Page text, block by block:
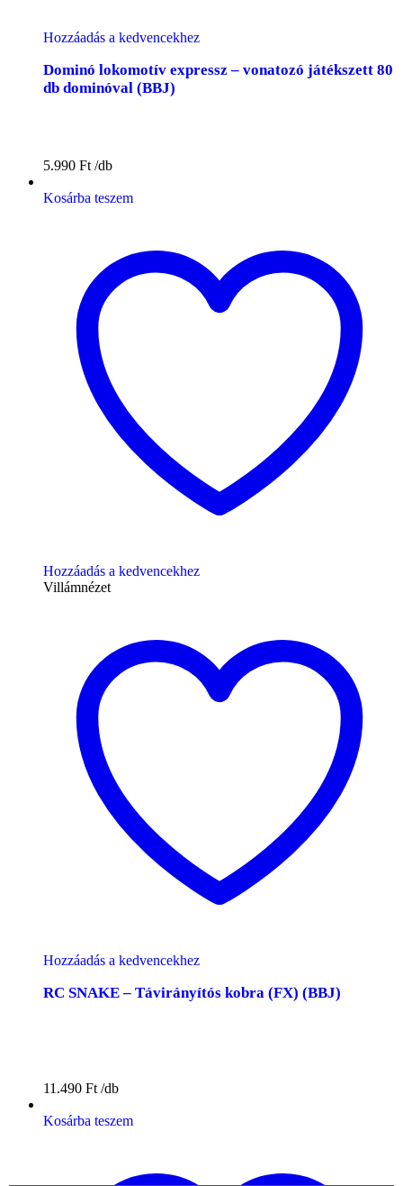
Hozzáadás a kedvencekhez
Dominó lokomotív expressz – vonatozó játékszett 80
db dominóval (BBJ)
5.990 Ft
Kosárba teszem
Hozzáadás a kedvencekhez
Villámnézet
Hozzáadás a kedvencekhez
RC SNAKE – Távirányítós kobra (FX) (BBJ)
11.490 Ft
Kosárba teszem